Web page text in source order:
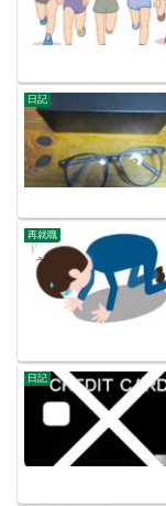
日記
再就職
日記